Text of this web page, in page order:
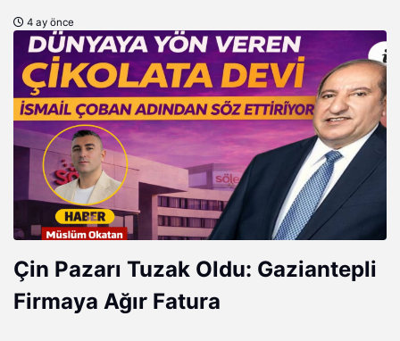
4 ay önce
Çin Pazarı Tuzak Oldu: Gaziantepli
Firmaya Ağır Fatura